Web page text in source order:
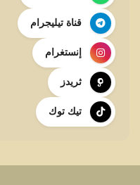
قناة تيليجرام
إنستغرام
ثريدز
تيك توك